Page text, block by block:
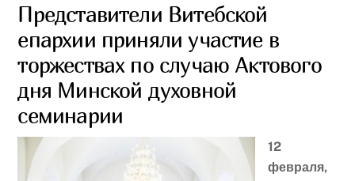
Представители Витебской
епархии приняли участие в
торжествах по случаю Актового
дня Минской духовной
семинарии
12
февраля,